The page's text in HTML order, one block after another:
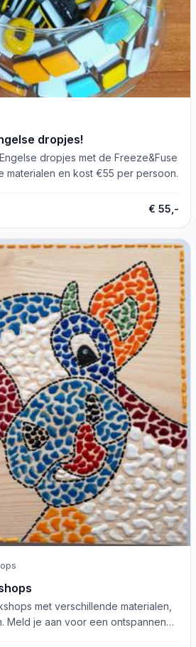
dropjes!
dropjes met de Freeze&Fuse
materialen en kost €55 per persoon.
€ 55,-
met verschillende materialen,
Meld je aan voor een ontspannen